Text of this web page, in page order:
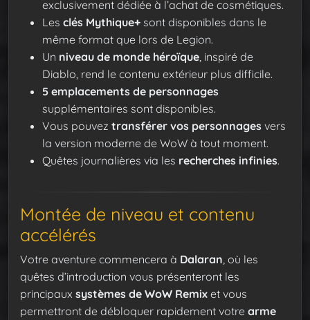
exclusivement dédiée à l’achat de cosmétiques.
Les clés Mythique+ sont disponibles dans le
même format que lors de Legion.
Un niveau de monde héroïque , inspiré de
Diablo, rend le contenu extérieur plus difficile.
5 emplacements de personnages
supplémentaires sont disponibles.
Vous pouvez transférer vos personnages vers
la version moderne de WoW à tout moment.
Quêtes journalières via les recherches infinies.
Montée de niveau et contenu
accélérés
Votre aventure commencera à Dalaran , où les
quêtes d’introduction vous présenteront les
principaux systèmes de WoW Remix et vous
permettront de débloquer rapidement votre arme